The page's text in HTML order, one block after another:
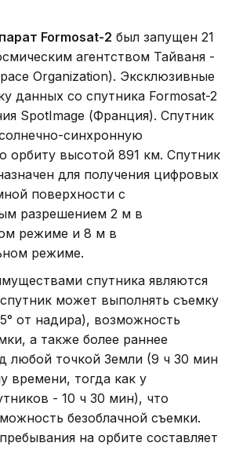
Formosat-2 был запущен 21
агентством Тайваня -
Organization). Эксклюзивные
данных со спутника Formosat-2
SpotImage (Франция). Спутник
синхронную
орбиту высотой 891 км. Спутник
для получения цифровых
поверхности с
разрешением 2 м в
режиме и 8 м в
режиме.
спутника являются
может выполнять съемку
от надира), возможность
а также более раннее
любой точкой Земли (9 ч 30 мин
времени, тогда как у
- 10 ч 30 мин), что
безоблачной съемки.
на орбите составляет